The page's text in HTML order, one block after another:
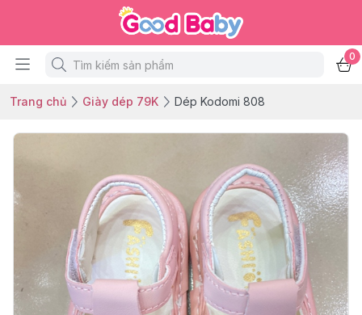
0
Trang chủ Giày dép 79K Dép Kodomi 808